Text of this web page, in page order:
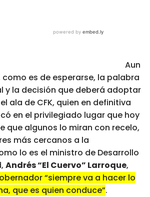
Aun
como es de esperarse, la palabra
y la decisión que deberá adoptar
ala de CFK, quien en definitiva
en el privilegiado lugar que hoy
que algunos lo miran con recelo,
más cercanos a la
lo es el ministro de Desarrollo
Andrés “El Cuervo” Larroque,
“siempre va a hacer lo
que es quien conduce”.